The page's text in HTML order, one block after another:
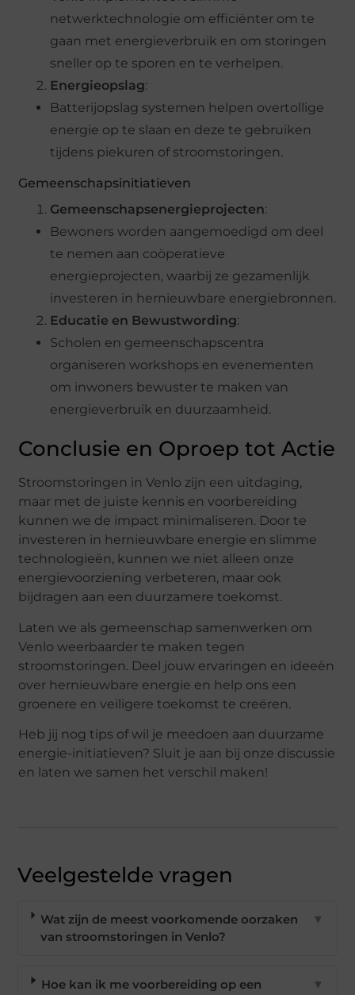
netwerktechnologie om efficiënter om te
gaan met energieverbruik en om storingen
sneller op te sporen en te verhelpen.
Energieopslag:
Batterijopslag systemen helpen overtollige
energie op te slaan en deze te gebruiken
tijdens piekuren of stroomstoringen.
Gemeenschapsinitiatieven
Gemeenschapsenergieprojecten:
Bewoners worden aangemoedigd om deel
te nemen aan coöperatieve
energieprojecten, waarbij ze gezamenlijk
investeren in hernieuwbare energiebronnen.
Educatie en Bewustwording:
Scholen en gemeenschapscentra
organiseren workshops en evenementen
om inwoners bewuster te maken van
energieverbruik en duurzaamheid.
Conclusie en Oproep tot Actie
Stroomstoringen in Venlo zijn een uitdaging,
maar met de juiste kennis en voorbereiding
kunnen we de impact minimaliseren. Door te
investeren in hernieuwbare energie en slimme
technologieën, kunnen we niet alleen onze
energievoorziening verbeteren, maar ook
bijdragen aan een duurzamere toekomst.
Laten we als gemeenschap samenwerken om
Venlo weerbaarder te maken tegen
stroomstoringen. Deel jouw ervaringen en ideeën
over hernieuwbare energie en help ons een
groenere en veiligere toekomst te creëren.
Heb jij nog tips of wil je meedoen aan duurzame
energie-initiatieven? Sluit je aan bij onze discussie
en laten we samen het verschil maken!
Veelgestelde vragen
Wat zijn de meest voorkomende oorzaken
van stroomstoringen in Venlo?
▼
Hoe kan ik me voorbereiding op een
▼